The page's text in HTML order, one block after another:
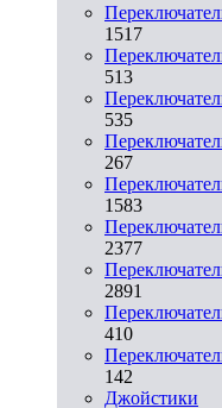
1517
513
535
267
1583
2377
2891
410
142
Джойстики